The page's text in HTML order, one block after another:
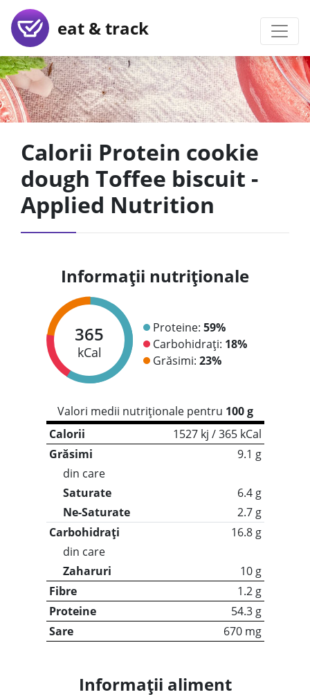
eat & track
Calorii Protein cookie
dough Toffee biscuit -
Applied Nutrition
Informații nutriționale
365
kCal
Proteine: 59%
Carbohidrați: 18%
Grăsimi: 23%
Valori medii nutriționale pentru 100 g
Calorii
1527 kj / 365 kCal
Grăsimi
9.1 g
din care
Saturate
6.4 g
Ne-Saturate
2.7 g
Carbohidrați
16.8 g
din care
Zaharuri
10 g
Fibre
1.2 g
Proteine
54.3 g
Sare
670 mg
Informații aliment